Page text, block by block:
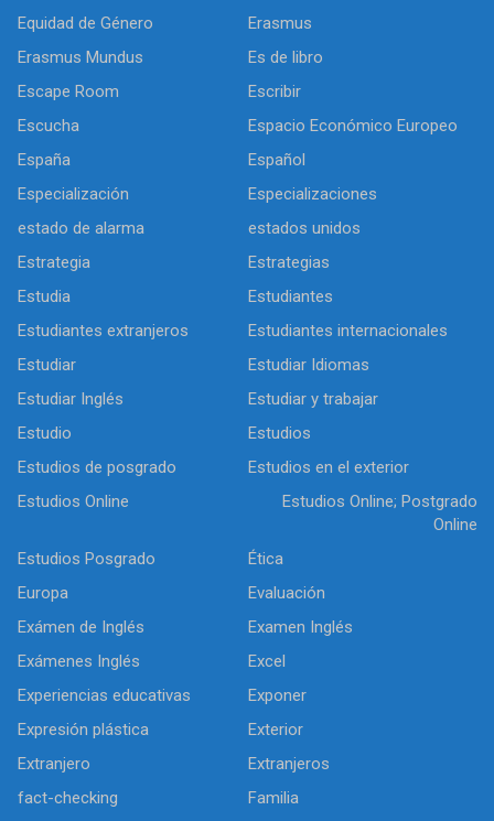
Equidad de Género
Erasmus
Erasmus Mundus
Es de libro
Escape Room
Escribir
Escucha
Espacio Económico Europeo
España
Español
Especialización
Especializaciones
estado de alarma
estados unidos
Estrategia
Estrategias
Estudia
Estudiantes
Estudiantes extranjeros
Estudiantes internacionales
Estudiar
Estudiar Idiomas
Estudiar Inglés
Estudiar y trabajar
Estudio
Estudios
Estudios de posgrado
Estudios en el exterior
Estudios Online
Estudios Online; Postgrado
Online
Estudios Posgrado
Ética
Europa
Evaluación
Exámen de Inglés
Examen Inglés
Exámenes Inglés
Excel
Experiencias educativas
Exponer
Expresión plástica
Exterior
Extranjero
Extranjeros
fact-checking
Familia